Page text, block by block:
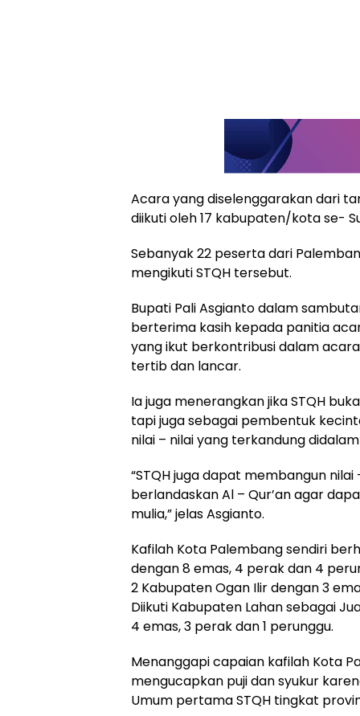
Acara yang diselenggarakan dari
diikuti oleh 17 kabupaten/kota se-
Sebanyak 22 peserta dari
mengikuti STQH tersebut.
Bupati Pali Asgianto dalam
berterima kasih kepada panitia
yang ikut berkontribusi dalam
tertib dan lancar.
Ia juga menerangkan jika STQH
tapi juga sebagai pembentuk
nilai – nilai yang terkandung
“STQH juga dapat membangun
berlandaskan Al – Qur’an agar
mulia,” jelas Asgianto.
Kafilah Kota Palembang sendiri
dengan 8 emas, 4 perak dan 4
2 Kabupaten Ogan Ilir dengan 3
Diikuti Kabupaten Lahan sebagai
4 emas, 3 perak dan 1 perunggu.
Menanggapi capaian kafilah Kota
mengucapkan puji dan syukur
Umum pertama STQH tingkat